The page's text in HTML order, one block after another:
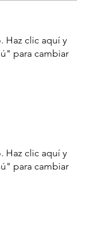
Haz clic aquí y
para cambiar
Haz clic aquí y
para cambiar